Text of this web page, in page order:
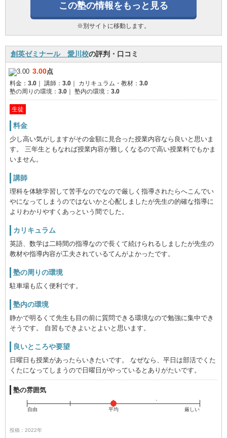
この塾の情報をもっと見る
※別サイトに移動します。
創英ゼミナール 愛川校の評判・口コミ
3.00点
料金： 3.0 講師： 3.0 カリキュラム・教材： 3.0
塾の周りの環境： 3.0 塾内の環境： 3.0
生徒
料金
少し高い気がしますがその金額に見合った授業内容なら良いと思いま
す。 三年生ともなれば授業内容が難しくなるので高い授業料でもかま
いません。
講師
理科を体験学習して苦手なのでなので厳しく指導されたらへこんでい
やになってしまうのではないかと心配しましたが先生の的確な指導に
よりわかりやすくあっという間でした。
カリキュラム
英語、数学は二時間の指導なので長くて続けられるしましたが先生の
教材や指導内容が工夫されているてんがよかったです。
塾の周りの環境
駐車場も広く便利です。
塾内の環境
静かで明るくて先生も目の前に質問できる環境なので勉強に集中でき
そうです。 自習もできよいとよいと思います。
良いところや要望
日曜日も授業があったらいきたいです。 なぜなら、平日は部活でくた
くたになってしまうので日曜日がやっているとありがたいです。
塾の雰囲気
自由 平均 厳しい
投稿：2022年